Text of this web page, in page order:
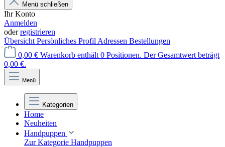
Menü schließen
Ihr Konto
Anmelden
oderregistrieren
Übersicht Persönliches Profil Adressen Bestellungen
0,00 € Warenkorb enthält 0 Positionen. Der Gesamtwert beträgt
0,00 €.
Menü
Kategorien
Home
Neuheiten
Handpuppen
Zur Kategorie Handpuppen